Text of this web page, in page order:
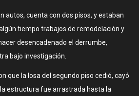
autos, cuenta con dos pisos, y estaban
tiempo trabajos de remodelación y
desencadenado el derrumbe,
bajo investigación.
que la losa del segundo piso cedió, cayó
estructura fue arrastrada hasta la